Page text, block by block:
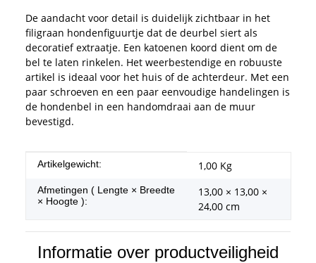
De aandacht voor detail is duidelijk zichtbaar in het
filigraan hondenfiguurtje dat de deurbel siert als
decoratief extraatje. Een katoenen koord dient om de
bel te laten rinkelen. Het weerbestendige en robuuste
artikel is ideaal voor het huis of de achterdeur. Met een
paar schroeven en een paar eenvoudige handelingen is
de hondenbel in een handomdraai aan de muur
bevestigd.
#productDetails.itemInformation#
#productDetails.itemValue#
Artikelgewicht: 1,00 Kg
Afmetingen ( Lengte × Breedte
× Hoogte ):
13,00 × 13,00 ×
24,00 cm
Informatie over productveiligheid